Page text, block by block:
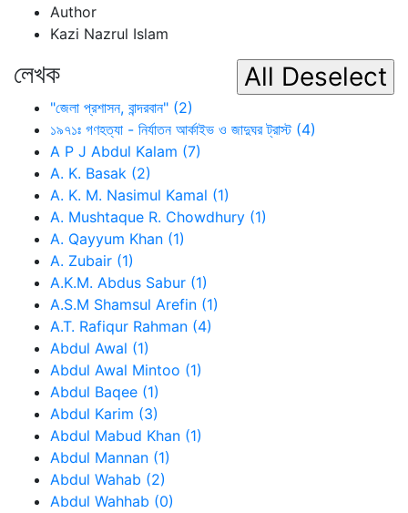
Author
Kazi Nazrul Islam
লেখক
"জেলা প্রশাসন, বান্দরবান" (2)
১৯৭১ঃ গণহত্যা - নির্যাতন আর্কাইভ ও জাদুঘর ট্রাস্ট (4)
A P J Abdul Kalam (7)
A. K. Basak (2)
A. K. M. Nasimul Kamal (1)
A. Mushtaque R. Chowdhury (1)
A. Qayyum Khan (1)
A. Zubair (1)
A.K.M. Abdus Sabur (1)
A.S.M Shamsul Arefin (1)
A.T. Rafiqur Rahman (4)
Abdul Awal (1)
Abdul Awal Mintoo (1)
Abdul Baqee (1)
Abdul Karim (3)
Abdul Mabud Khan (1)
Abdul Mannan (1)
Abdul Wahab (2)
Abdul Wahhab (0)